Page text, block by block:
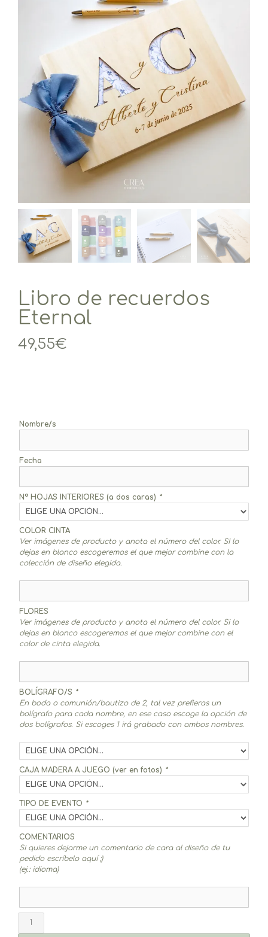
Libro de recuerdos
Eternal
49,55€
Nombre/s
Fecha
Nº HOJAS INTERIORES (a dos caras) *
COLOR CINTA
Ver imágenes de producto y anota el número del color. SI lo
dejas en blanco escogeremos el que mejor combine con la
colección de diseño elegida.
FLORES
Ver imágenes de producto y anota el número del color. Si lo
dejas en blanco escogeremos el que mejor combine con el
color de cinta elegida.
BOLÍGRAFO/S *
En boda o comunión/bautizo de 2, tal vez prefieras un
bolígrafo para cada nombre, en ese caso escoge la opción de
dos bolígrafos. Si escoges 1 irá grabado con ambos nombres.
CAJA MADERA A JUEGO (ver en fotos) *
TIPO DE EVENTO *
COMENTARIOS
Si quieres dejarme un comentario de cara al diseño de tu
pedido escríbelo aquí ;)
(ej.: idioma)
Libro